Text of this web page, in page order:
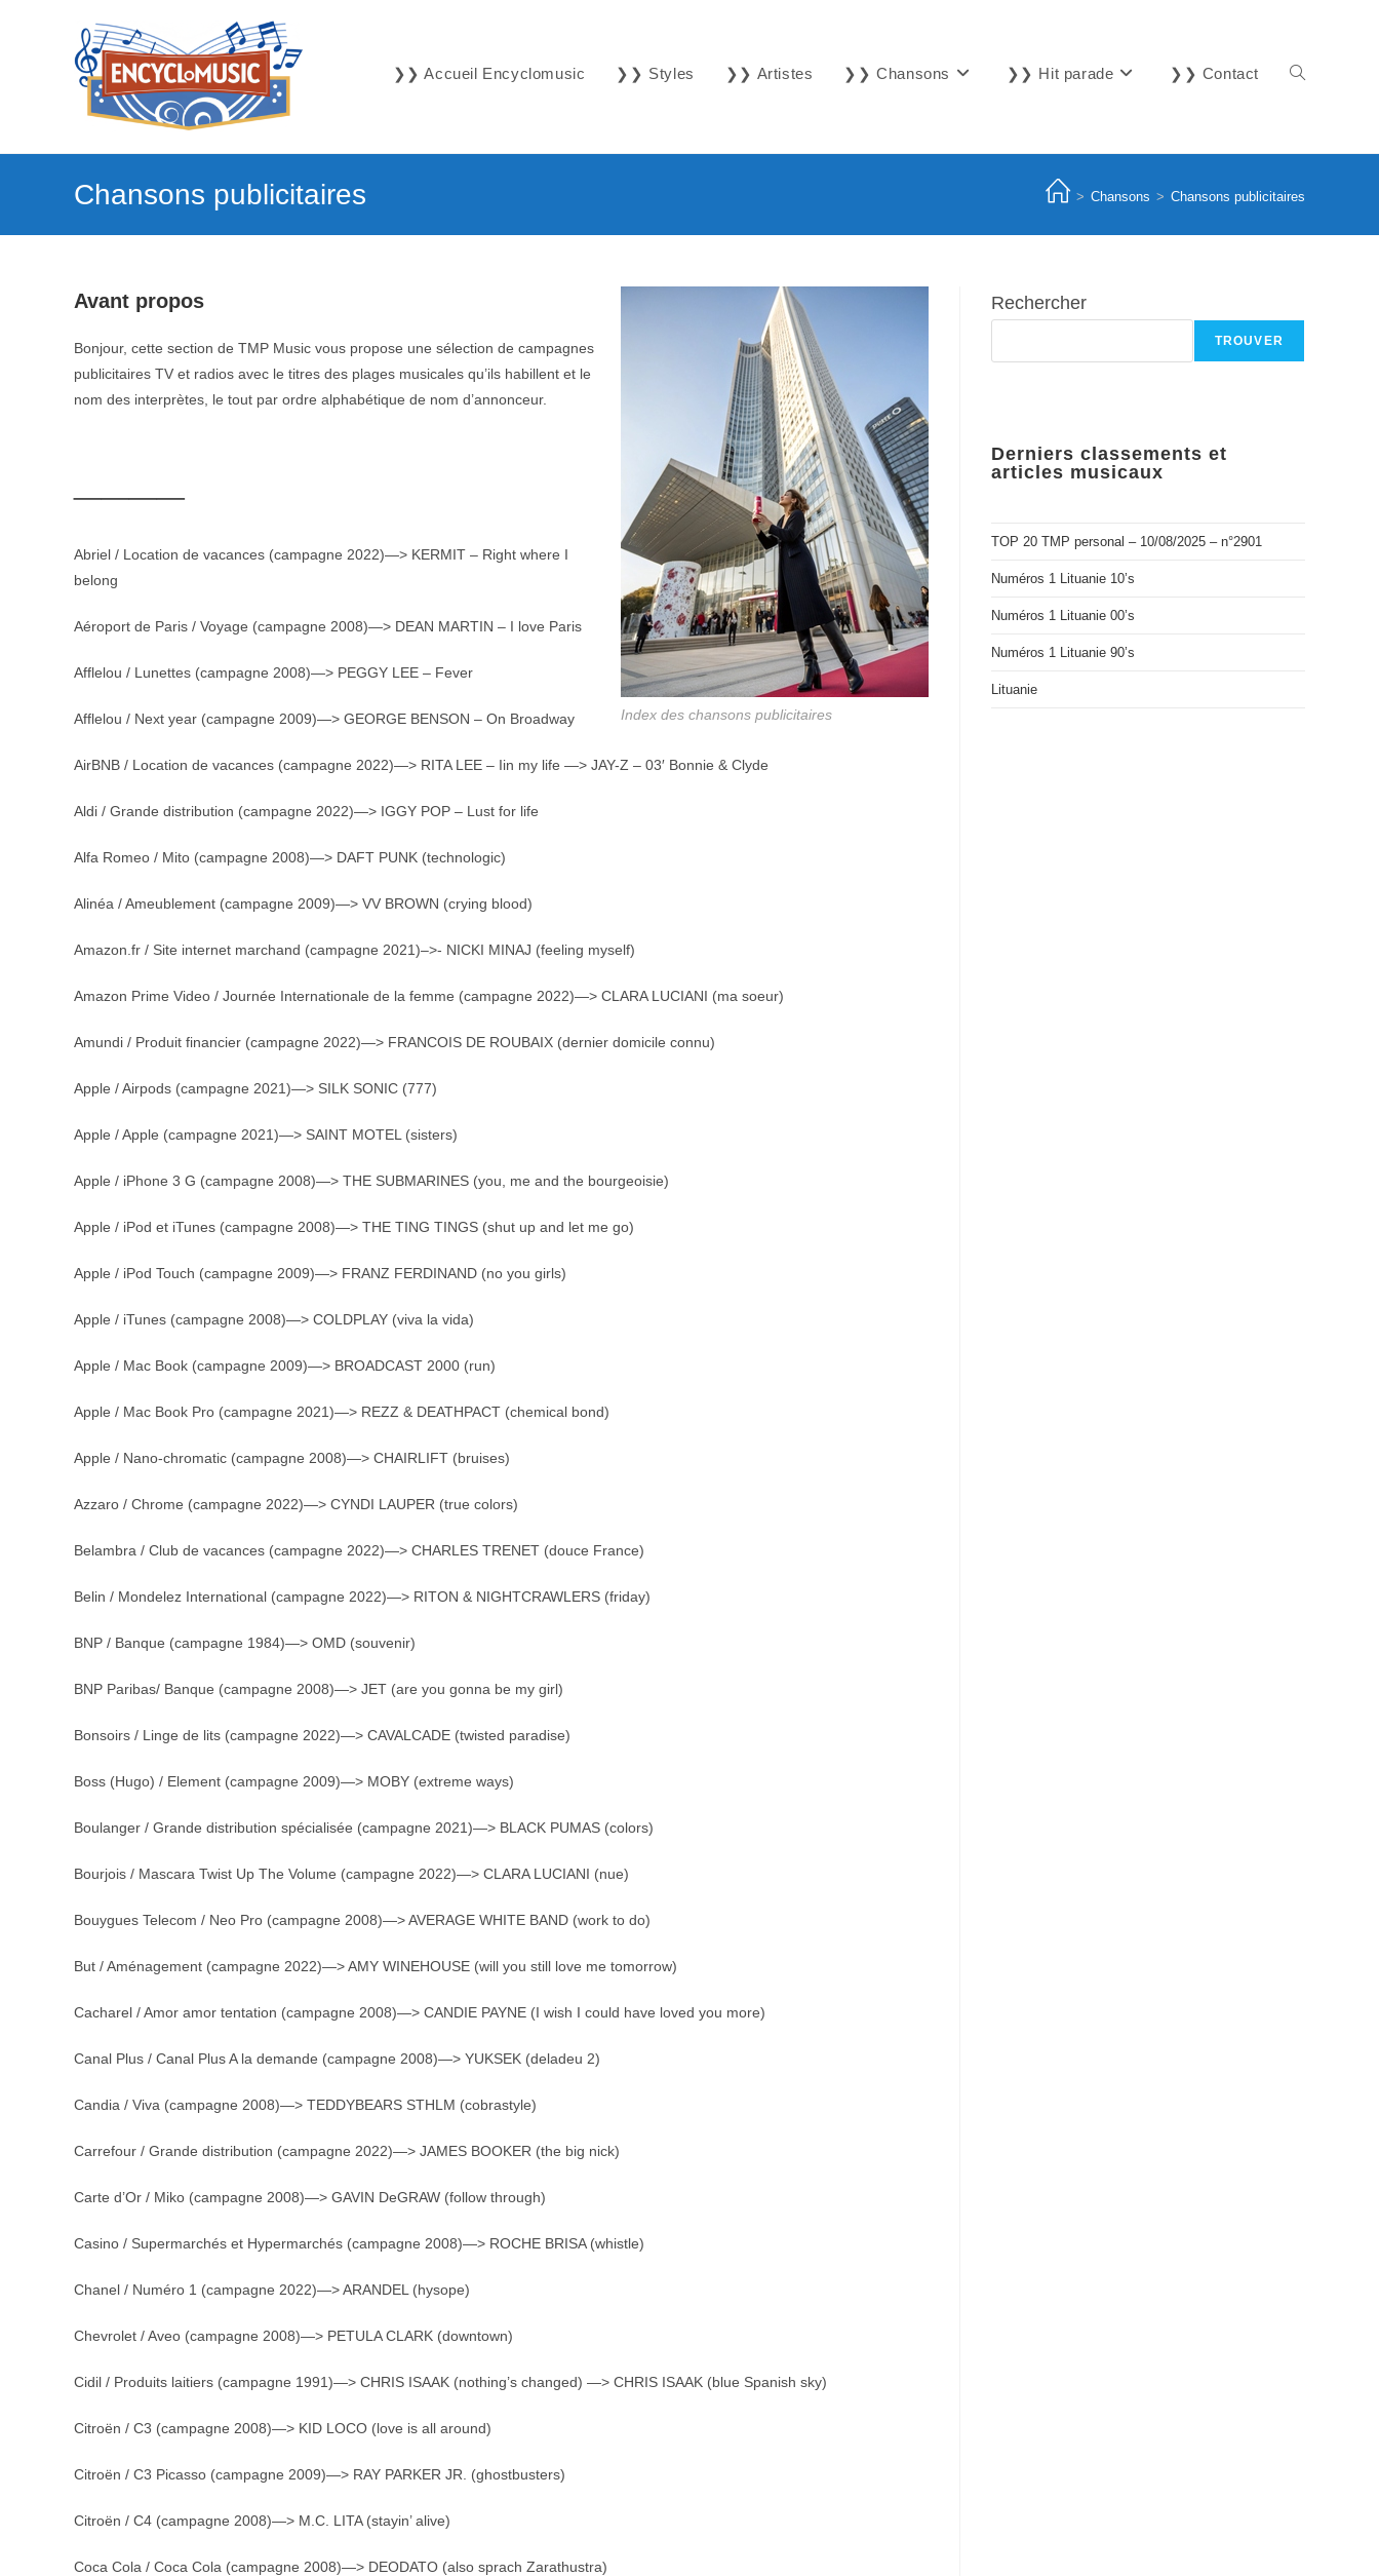
❯❯ Accueil Encyclomusic ❯❯ Styles ❯❯ Artistes ❯❯ Chansons ❯❯ Hit parade ❯❯ Contact Toggle
Chansons publicitaires > Chansons > Chansons publicitaires
Index des chansons publicitaires
Avant propos
Bonjour, cette section de TMP Music vous propose une sélection de campagnes
publicitaires TV et radios avec le titres des plages musicales qu’ils habillent et le
nom des interprètes, le tout par ordre alphabétique de nom d’annonceur.
Abriel / Location de vacances (campagne 2022)—> KERMIT – Right where I
belong
Aéroport de Paris / Voyage (campagne 2008)—> DEAN MARTIN – I love Paris
Afflelou / Lunettes (campagne 2008)—> PEGGY LEE – Fever
Afflelou / Next year (campagne 2009)—> GEORGE BENSON – On Broadway
AirBNB / Location de vacances (campagne 2022)—> RITA LEE – Iin my life —> JAY-Z – 03′ Bonnie & Clyde
Aldi / Grande distribution (campagne 2022)—> IGGY POP – Lust for life
Alfa Romeo / Mito (campagne 2008)—> DAFT PUNK (technologic)
Alinéa / Ameublement (campagne 2009)—> VV BROWN (crying blood)
Amazon.fr / Site internet marchand (campagne 2021)–>- NICKI MINAJ (feeling myself)
Amazon Prime Video / Journée Internationale de la femme (campagne 2022)—> CLARA LUCIANI (ma soeur)
Amundi / Produit financier (campagne 2022)—> FRANCOIS DE ROUBAIX (dernier domicile connu)
Apple / Airpods (campagne 2021)—> SILK SONIC (777)
Apple / Apple (campagne 2021)—> SAINT MOTEL (sisters)
Apple / iPhone 3 G (campagne 2008)—> THE SUBMARINES (you, me and the bourgeoisie)
Apple / iPod et iTunes (campagne 2008)—> THE TING TINGS (shut up and let me go)
Apple / iPod Touch (campagne 2009)—> FRANZ FERDINAND (no you girls)
Apple / iTunes (campagne 2008)—> COLDPLAY (viva la vida)
Apple / Mac Book (campagne 2009)—> BROADCAST 2000 (run)
Apple / Mac Book Pro (campagne 2021)—> REZZ & DEATHPACT (chemical bond)
Apple / Nano-chromatic (campagne 2008)—> CHAIRLIFT (bruises)
Azzaro / Chrome (campagne 2022)—> CYNDI LAUPER (true colors)
Belambra / Club de vacances (campagne 2022)—> CHARLES TRENET (douce France)
Belin / Mondelez International (campagne 2022)—> RITON & NIGHTCRAWLERS (friday)
BNP / Banque (campagne 1984)—> OMD (souvenir)
BNP Paribas/ Banque (campagne 2008)—> JET (are you gonna be my girl)
Bonsoirs / Linge de lits (campagne 2022)—> CAVALCADE (twisted paradise)
Boss (Hugo) / Element (campagne 2009)—> MOBY (extreme ways)
Boulanger / Grande distribution spécialisée (campagne 2021)—> BLACK PUMAS (colors)
Bourjois / Mascara Twist Up The Volume (campagne 2022)—> CLARA LUCIANI (nue)
Bouygues Telecom / Neo Pro (campagne 2008)—> AVERAGE WHITE BAND (work to do)
But / Aménagement (campagne 2022)—> AMY WINEHOUSE (will you still love me tomorrow)
Cacharel / Amor amor tentation (campagne 2008)—> CANDIE PAYNE (I wish I could have loved you more)
Canal Plus / Canal Plus A la demande (campagne 2008)—> YUKSEK (deladeu 2)
Candia / Viva (campagne 2008)—> TEDDYBEARS STHLM (cobrastyle)
Carrefour / Grande distribution (campagne 2022)—> JAMES BOOKER (the big nick)
Carte d’Or / Miko (campagne 2008)—> GAVIN DeGRAW (follow through)
Casino / Supermarchés et Hypermarchés (campagne 2008)—> ROCHE BRISA (whistle)
Chanel / Numéro 1 (campagne 2022)—> ARANDEL (hysope)
Chevrolet / Aveo (campagne 2008)—> PETULA CLARK (downtown)
Cidil / Produits laitiers (campagne 1991)—> CHRIS ISAAK (nothing’s changed) —> CHRIS ISAAK (blue Spanish sky)
Citroën / C3 (campagne 2008)—> KID LOCO (love is all around)
Citroën / C3 Picasso (campagne 2009)—> RAY PARKER JR. (ghostbusters)
Citroën / C4 (campagne 2008)—> M.C. LITA (stayin’ alive)
Coca Cola / Coca Cola (campagne 2008)—> DEODATO (also sprach Zarathustra)
Rechercher
TROUVER
Derniers classements et
articles musicaux
TOP 20 TMP personal – 10/08/2025 – n°2901
Numéros 1 Lituanie 10’s
Numéros 1 Lituanie 00’s
Numéros 1 Lituanie 90’s
Lituanie